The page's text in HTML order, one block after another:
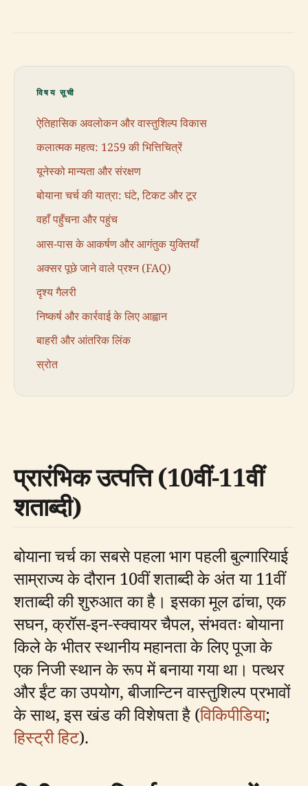
विषय सूची
ऐतिहासिक अवलोकन और वास्तुशिल्प विकास
कलात्मक महत्व: 1259 की भित्तिचित्रें
यूनेस्को मान्यता और संरक्षण
बोयाना चर्च की यात्रा: घंटे, टिकट और टूर
वहाँ पहुँचना और पहुंच
आस-पास के आकर्षण और आगंतुक युक्तियाँ
अक्सर पूछे जाने वाले प्रश्न (FAQ)
दृश्य गैलरी
निष्कर्ष और कार्रवाई के लिए आह्वान
बाहरी और आंतरिक लिंक
स्रोत
प्रारंभिक उत्पत्ति (10वीं-11वीं
शताब्दी)
बोयाना चर्च का सबसे पहला भाग पहली बुल्गारियाई
साम्राज्य के दौरान 10वीं शताब्दी के अंत या 11वीं
शताब्दी की शुरुआत का है। इसका मूल ढांचा, एक
सघन, क्रॉस-इन-स्क्वायर चैपल, संभवतः बोयाना
किले के भीतर स्थानीय महानता के लिए पूजा के
एक निजी स्थान के रूप में बनाया गया था। पत्थर
और ईंट का उपयोग, बीजान्टिन वास्तुशिल्प प्रभावों
के साथ, इस खंड की विशेषता है (विकिपीडिया;
हिस्ट्री हिट).